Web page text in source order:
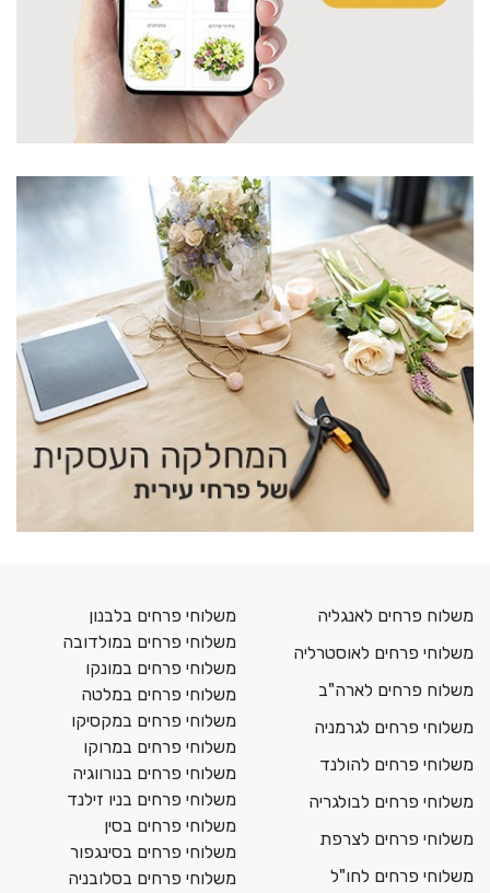
משלוח פרחים לאנגליה
משלוחי פרחים לאוסטרליה
משלוח פרחים לארה"ב
משלוחי פרחים לגרמניה
משלוחי פרחים להולנד
משלוחי פרחים לבולגריה
משלוחי פרחים לצרפת
משלוחי פרחים לחו"ל
משלוחי פרחים בלבנון
משלוחי פרחים במולדובה
משלוחי פרחים במונקו
משלוחי פרחים במלטה
משלוחי פרחים במקסיקו
משלוחי פרחים במרוקו
משלוחי פרחים בנורווגיה
משלוחי פרחים בניו זילנד
משלוחי פרחים בסין
משלוחי פרחים בסינגפור
משלוחי פרחים בסלובניה